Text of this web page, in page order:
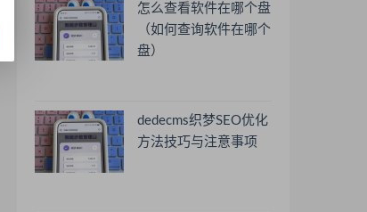
怎么查看软件在哪个盘
（如何查询软件在哪个
盘）
dedecms织梦SEO优化
方法技巧与注意事项